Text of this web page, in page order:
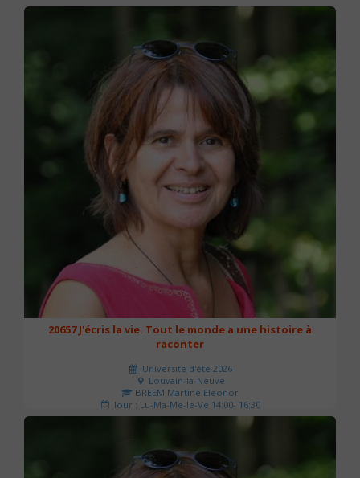
190 €
20657 J'écris la vie. Tout le monde a une histoire à
raconter
Université d'été 2026
Louvain-la-Neuve
BREEM Martine Eleonor
Jour : Lu-Ma-Me-Je-Ve 14:00- 16:30
Nombre de séances : 3